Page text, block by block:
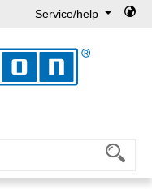
Service/help